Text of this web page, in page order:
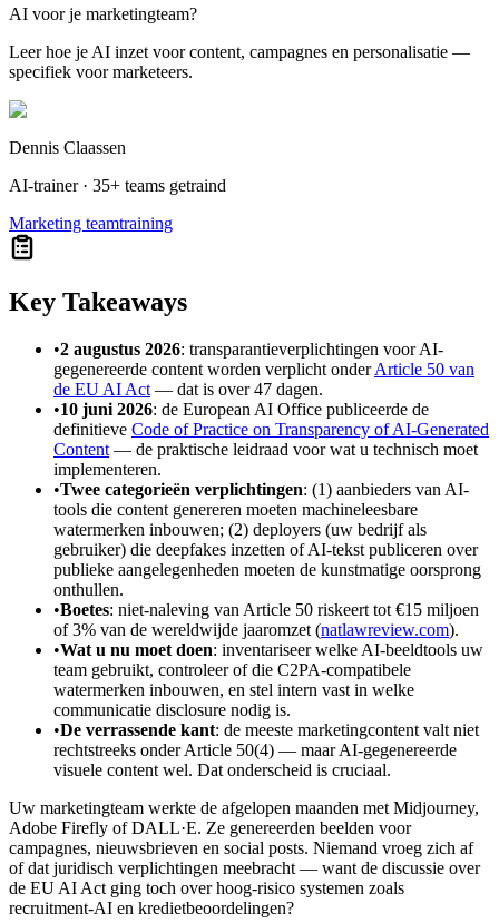
AI voor je marketingteam?
Leer hoe je AI inzet voor content, campagnes en personalisatie —
specifiek voor marketeers.
Dennis Claassen
AI-trainer · 35+ teams getraind
Marketing teamtraining
Key Takeaways
•2 augustus 2026: transparantieverplichtingen voor AI-
gegenereerde content worden verplicht onderArticle 50 van
de EU AI Act — dat is over 47 dagen.
•10 juni 2026: de European AI Office publiceerde de
definitieve Code of Practice on Transparency of AI-Generated
Content — de praktische leidraad voor wat u technisch moet
implementeren.
•Twee categorieën verplichtingen: (1) aanbieders van AI-
tools die content genereren moeten machineleesbare
watermerken inbouwen; (2) deployers (uw bedrijf als
gebruiker) die deepfakes inzetten of AI-tekst publiceren over
publieke aangelegenheden moeten de kunstmatige oorsprong
onthullen.
•Boetes: niet-naleving van Article 50 riskeert tot €15 miljoen
of 3% van de wereldwijde jaaromzet (natlawreview.com).
•Wat u nu moet doen: inventariseer welke AI-beeldtools uw
team gebruikt, controleer of die C2PA-compatibele
watermerken inbouwen, en stel intern vast in welke
communicatie disclosure nodig is.
•De verrassende kant: de meeste marketingcontent valt niet
rechtstreeks onder Article 50(4) — maar AI-gegenereerde
visuele content wel. Dat onderscheid is cruciaal.
Uw marketingteam werkte de afgelopen maanden met Midjourney,
Adobe Firefly of DALL·E. Ze genereerden beelden voor
campagnes, nieuwsbrieven en social posts. Niemand vroeg zich af
of dat juridisch verplichtingen meebracht — want de discussie over
de EU AI Act ging toch over hoog-risico systemen zoals
recruitment-AI en kredietbeoordelingen?